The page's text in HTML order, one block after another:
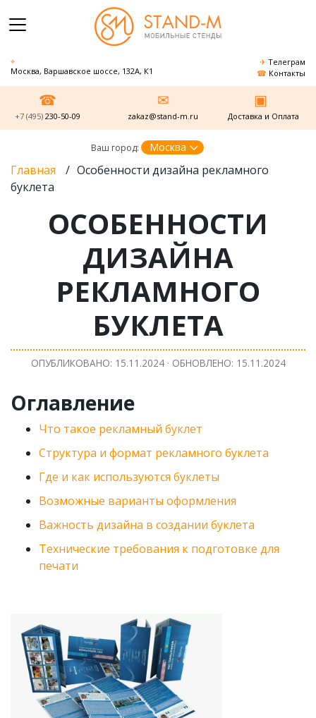
Москва, Варшавское шоссе, 132А, К1
Телеграм
Контакты
+7 (495)230-50-09 zakaz@stand-m.ru Доставка и Оплата
Ваш город: Москва
Главная / Особенности дизайна рекламного
буклета
ОСОБЕННОСТИ
ДИЗАЙНА
РЕКЛАМНОГО
БУКЛЕТА
ОПУБЛИКОВАНО: 15.11.2024 · ОБНОВЛЕНО: 15.11.2024
Оглавление
Что такое рекламный буклет
Структура и формат рекламного буклета
Где и как используются буклеты
Возможные варианты оформления
Важность дизайна в создании буклета
Технические требования к подготовке для
печати